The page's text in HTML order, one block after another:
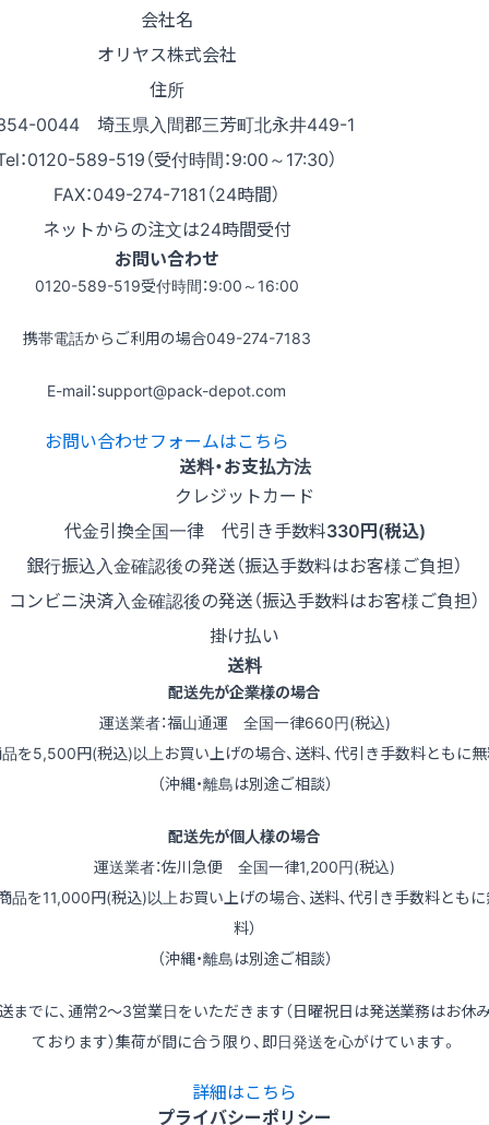
会社名
オリヤス株式会社
住所
0044 埼玉県入間郡三芳町北永井449-1
：0120-589-519（受付時間：9:00～17:30）
FAX：049-274-7181（24時間）
ネットからの注文は24時間受付
お問い合わせ
0120-589-519受付時間：9:00～16:00
携帯電話からご利用の場合049-274-7183
E-mail：support@pack-depot.com
お問い合わせフォームはこちら
送料・お支払方法
クレジットカード
代金引換全国一律 代引き手数料330円(税込)
銀行振込入金確認後の発送（振込手数料はお客様ご負担）
コンビニ決済入金確認後の発送（振込手数料はお客様ご負担）
掛け払い
送料
配送先が企業様の場合
運送業者：福山通運 全国一律660円(税込)
品を5,500円(税込)以上お買い上げの場合、送料、代引き手数料ともに無
（沖縄・離島は別途ご相談）
配送先が個人様の場合
運送業者：佐川急便 全国一律1,200円(税込)
品を11,000円(税込)以上お買い上げの場合、送料、代引き手数料とも
料）
（沖縄・離島は別途ご相談）
までに、通常2～3営業日をいただきます（日曜祝日は発送業務はお休
ております）集荷が間に合う限り、即日発送を心がけています。
詳細はこちら
プライバシーポリシー